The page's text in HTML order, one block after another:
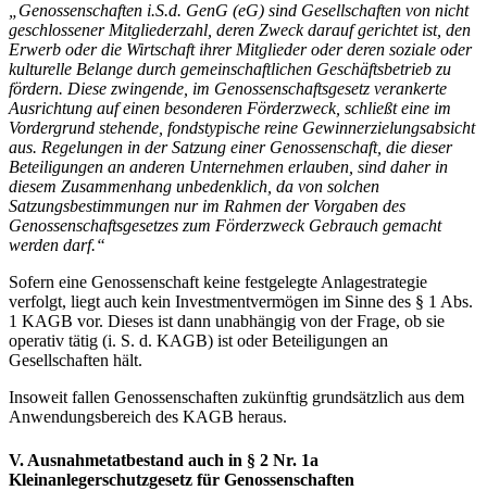
„Genossenschaften i.S.d. GenG (eG) sind Gesellschaften von nicht
geschlossener Mitgliederzahl, deren Zweck darauf gerichtet ist, den
Erwerb oder die Wirtschaft ihrer Mitglieder oder deren soziale oder
kulturelle Belange durch gemeinschaftlichen Geschäftsbetrieb zu
fördern. Diese zwingende, im Genossenschaftsgesetz verankerte
Ausrichtung auf einen besonderen Förderzweck, schließt eine im
Vordergrund stehende, fondstypische reine Gewinnerzielungsabsicht
aus. Regelungen in der Satzung einer Genossenschaft, die dieser
Beteiligungen an anderen Unternehmen erlauben, sind daher in
diesem Zusammenhang unbedenklich, da von solchen
Satzungsbestimmungen nur im Rahmen der Vorgaben des
Genossenschaftsgesetzes zum Förderzweck Gebrauch gemacht
werden darf.“
Sofern eine Genossenschaft keine festgelegte Anlagestrategie
verfolgt, liegt auch kein Investmentvermögen im Sinne des § 1 Abs.
1 KAGB vor. Dieses ist dann unabhängig von der Frage, ob sie
operativ tätig (i. S. d. KAGB) ist oder Beteiligungen an
Gesellschaften hält.
Insoweit fallen Genossenschaften zukünftig grundsätzlich aus dem
Anwendungsbereich des KAGB heraus.
V. Ausnahmetatbestand auch in § 2 Nr. 1a
Kleinanlegerschutzgesetz für Genossenschaften